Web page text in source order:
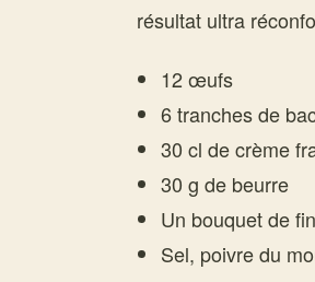
résultat ultra
12 œufs
6 tranches de
30 cl de crème
30 g de beurre
Un bouquet de
Sel, poivre du